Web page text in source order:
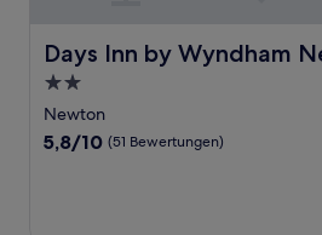
Days Inn by Wyndham
Days Inn by Wyndham Newton
2.0-
Sterne-
Unterkunft
Newton
5.8
5,8/10 (51 Bewertungen)